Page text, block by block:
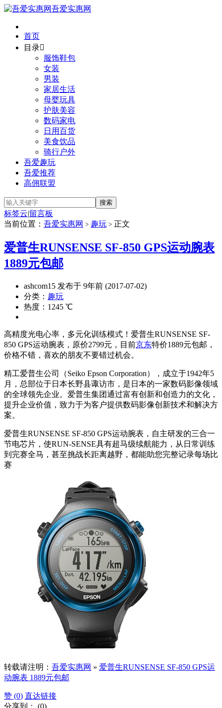
吾爱实惠网
首页
目录
服饰鞋包
女装
男装
家居生活
母婴玩具
护肤美容
数码家电
日用百货
美食饮品
骑行户外
吾爱趣玩
吾爱推荐
高佣联盟
标签云|留言板
当前位置： 吾爱实惠网 > 趣玩 > 正文
爱普生RUNSENSE SF-850 GPS运动腕表
1889元包邮
ashcom15 发布于 9年前 (2017-07-02)
分类： 趣玩
热度：1245 ℃
高精度光电心率，多元化训练模式！爱普生RUNSENSE SF-
850 GPS运动腕表，原价2799元，目前京东特价1889元包邮，
价格不错，喜欢的朋友不要错过机会。
精工爱普生公司（Seiko Epson Corporation），成立于1942年5
月，总部位于日本长野县诹访市，是日本的一家数码影像领域
的全球领先企业。爱普生集团通过富有创新和创造力的文化，
提升企业价值，致力于为客户提供数码影像创新技术和解决方
案。
爱普生RUNSENSE SF-850 GPS运动腕表，自主研发的三合一
节电芯片，使RUN-SENSE具有超马级续航能力，从日常训练
到完赛全马，甚至挑战长距离越野，都能助您完整记录每场比
赛
转载请注明： 吾爱实惠网 » 爱普生RUNSENSE SF-850 GPS运
动腕表 1889元包邮
赞 (0) 直达链接
分享到： (0)